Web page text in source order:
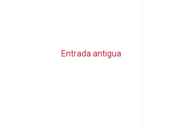
Entrada antigua